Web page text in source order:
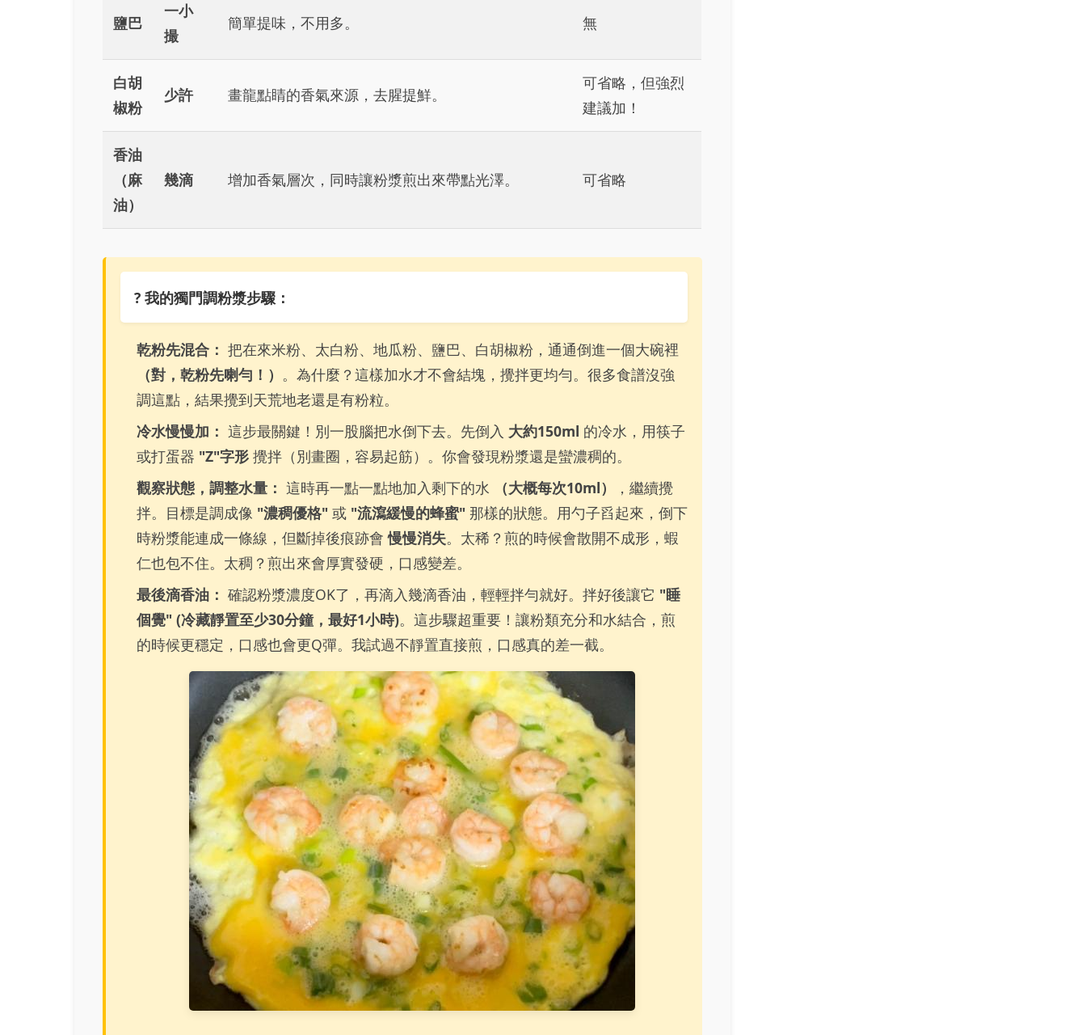
鹽巴
一小
撮
簡單提味，不用多。 無
白胡
椒粉
少許 畫龍點睛的香氣來源，去腥提鮮。
可省略，但強烈
建議加！
香油
（麻
油）
幾滴 增加香氣層次，同時讓粉漿煎出來帶點光澤。 可省略
? 我的獨門調粉漿步驟：
乾粉先混合： 把在來米粉、太白粉、地瓜粉、鹽巴、白胡椒粉，通通倒進一個大碗裡
（對，乾粉先喇勻！） 。為什麼？這樣加水才不會結塊，攪拌更均勻。很多食譜沒強
調這點，結果攪到天荒地老還是有粉粒。
冷水慢慢加： 這步最關鍵！別一股腦把水倒下去。先倒入 大約150ml 的冷水，用筷子
或打蛋器 "Z"字形攪拌（別畫圈，容易起筋）。你會發現粉漿還是蠻濃稠的。
觀察狀態，調整水量： 這時再一點一點地加入剩下的水 （大概每次10ml）
，繼續攪
拌。目標是調成像 "濃稠優格" 或 "流瀉緩慢的蜂蜜" 那樣的狀態。用勺子舀起來，倒下
時粉漿能連成一條線，但斷掉後痕跡會慢慢消失。太稀？煎的時候會散開不成形，蝦
仁也包不住。太稠？煎出來會厚實發硬，口感變差。
最後滴香油： 確認粉漿濃度OK了，再滴入幾滴香油，輕輕拌勻就好。拌好後讓它 "睡
個覺" (冷藏靜置至少30分鐘，最好1小時)。這步驟超重要！讓粉類充分和水結合，煎
的時候更穩定，口感也會更Q彈。我試過不靜置直接煎，口感真的差一截。